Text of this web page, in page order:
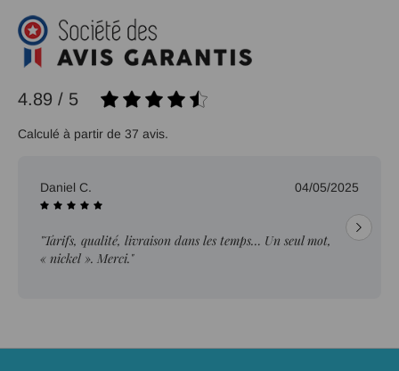
4.89 / 5
Calculé à partir de 37 avis.
Daniel C. 04/05/2025
"Tarifs, qualité, livraison dans les temps… Un seul mot,
« nickel ». Merci."